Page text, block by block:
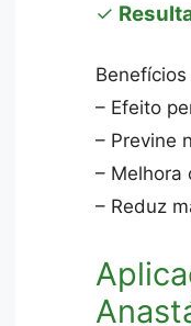
✓
– Efeito
– Previne
– Melhora
– Reduz